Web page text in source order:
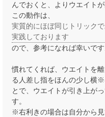
んでおくと、よりウエイト
この動作は、
実質的にほぼ同じトリック
実践しております
ので、参考になれば幸いです
慣れてくれば、ウエイトを
る人差し指をほんの少し横
とで、ウエイトが引き上が
す。
※右利きの場合は自分から